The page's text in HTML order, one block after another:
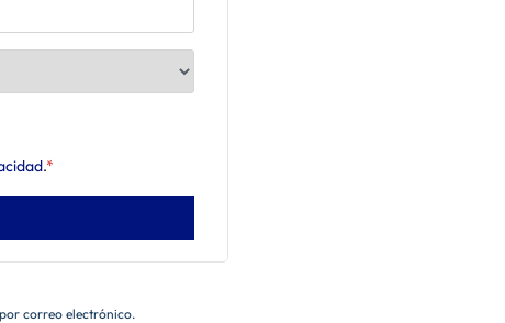
.*
correo electrónico.